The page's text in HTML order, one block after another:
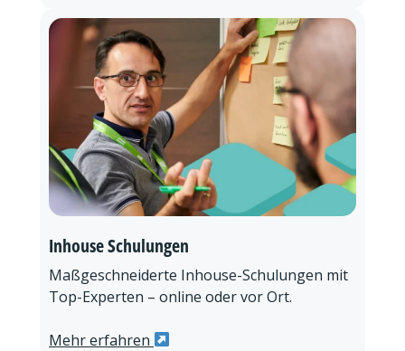
Inhouse Schulungen
Maßgeschneiderte Inhouse-Schulungen mit
Top-Experten – online oder vor Ort.
Mehr erfahren